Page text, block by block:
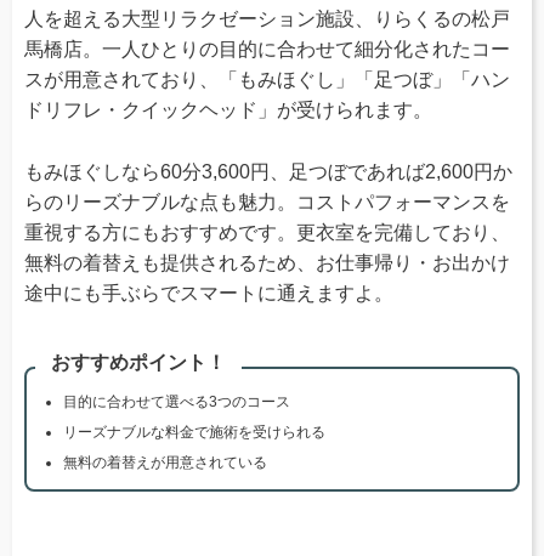
人を超える大型リラクゼーション施設、りらくるの松戸
馬橋店。一人ひとりの目的に合わせて細分化されたコー
スが用意されており、「もみほぐし」「足つぼ」「ハン
ドリフレ・クイックヘッド」が受けられます。
もみほぐしなら60分3,600円、足つぼであれば2,600円か
らのリーズナブルな点も魅力。コストパフォーマンスを
重視する方にもおすすめです。更衣室を完備しており、
無料の着替えも提供されるため、お仕事帰り・お出かけ
途中にも手ぶらでスマートに通えますよ。
おすすめポイント！
目的に合わせて選べる3つのコース
リーズナブルな料金で施術を受けられる
無料の着替えが用意されている